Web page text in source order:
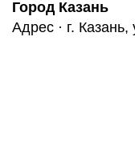
Город Казань
Адрес · г.